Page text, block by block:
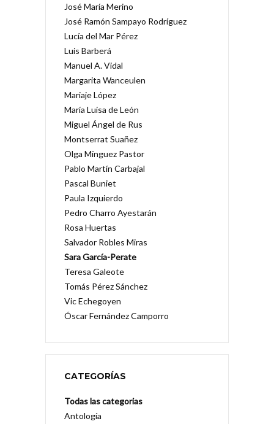
José María Merino
José Ramón Sampayo Rodríguez
Lucía del Mar Pérez
Luis Barberá
Manuel A. Vidal
Margarita Wanceulen
Mariaje López
María Luisa de León
Miguel Ángel de Rus
Montserrat Suañez
Olga Mínguez Pastor
Pablo Martín Carbajal
Pascal Buniet
Paula Izquierdo
Pedro Charro Ayestarán
Rosa Huertas
Salvador Robles Miras
Sara García-Perate
Teresa Galeote
Tomás Pérez Sánchez
Vic Echegoyen
Óscar Fernández Camporro
CATEGORÍAS
Todas las categorias
Antología